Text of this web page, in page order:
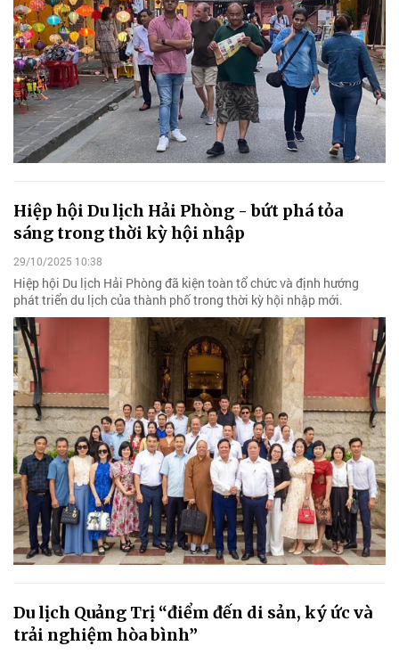
Hiệp hội Du lịch Hải Phòng - bứt phá tỏa
sáng trong thời kỳ hội nhập
29/10/2025 10:38
Hiệp hội Du lịch Hải Phòng đã kiện toàn tổ chức và định hướng
phát triển du lịch của thành phố trong thời kỳ hội nhập mới.
Du lịch Quảng Trị “điểm đến di sản, ký ức và
trải nghiệm hòa bình”